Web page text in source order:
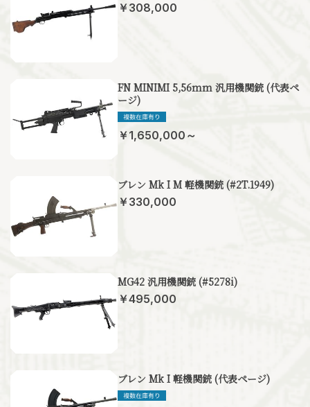
￥308,000
FN MINIMI 5,56mm 汎用機関銃 (代表ペ
ージ)
￥1,650,000～
ブレン Mk I M 軽機関銃 (#2T.1949)
￥330,000
MG42 汎用機関銃 (#5278i)
￥495,000
ブレン Mk I 軽機関銃 (代表ページ)